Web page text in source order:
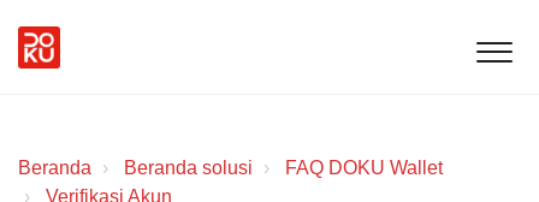
Beranda Beranda solusi
FAQ DOKU Wallet
Verifikasi Akun